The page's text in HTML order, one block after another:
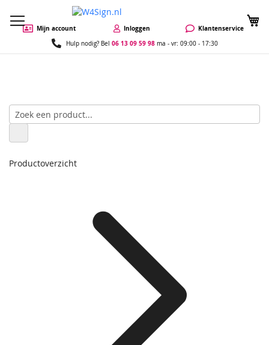
Mijn account Inloggen Klantenservice
Hulp nodig? Bel 06 13 09 59 98ma - vr: 09:00 - 17:30
Productoverzicht